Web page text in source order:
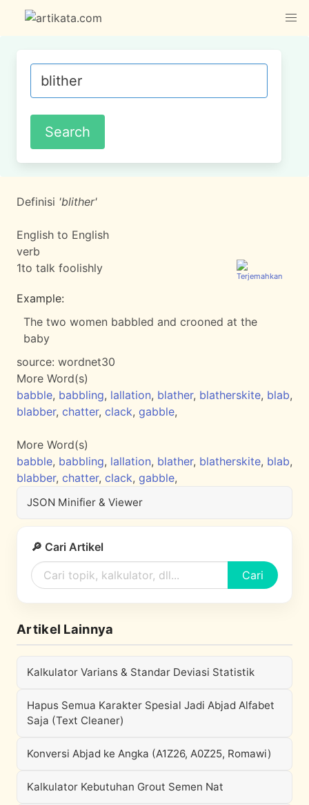
Definisi 'blither'
English to English
verb
1to talk foolishly
Example:
The two women babbled and crooned at the
baby
source: wordnet30
More Word(s)
babble, babbling, lallation, blather, blatherskite, blab,
blabber, chatter, clack, gabble,
More Word(s)
babble, babbling, lallation, blather, blatherskite, blab,
blabber, chatter, clack, gabble,
JSON Minifier & Viewer
🔎 Cari Artikel
Cari
Artikel Lainnya
Kalkulator Varians & Standar Deviasi Statistik
Hapus Semua Karakter Spesial Jadi Abjad Alfabet
Saja (Text Cleaner)
Konversi Abjad ke Angka (A1Z26, A0Z25, Romawi)
Kalkulator Kebutuhan Grout Semen Nat